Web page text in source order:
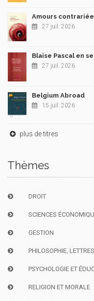
Amours
27 juil. 2026
Blaise Pascal en
27 juil. 2026
Belgium Abroad
15 juil. 2026
plus de titres
Thèmes
DROIT
SCIENCES
GESTION
PHILOSOPHIE,
PSYCHOLOGIE ET
RELIGION ET MORALE